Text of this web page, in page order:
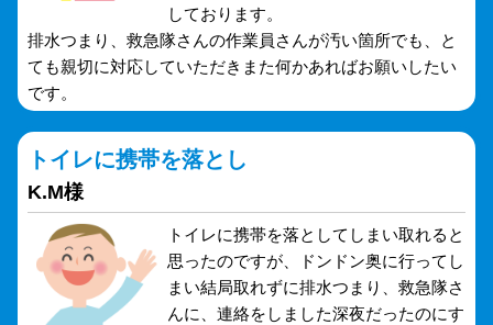
しております。
排水つまり、救急隊さんの作業員さんが汚い箇所でも、と
ても親切に対応していただきまた何かあればお願いしたい
です。
トイレに携帯を落とし
K.M様
トイレに携帯を落としてしまい取れると
思ったのですが、ドンドン奥に行ってし
まい結局取れずに排水つまり、救急隊さ
んに、連絡をしました深夜だったのにす